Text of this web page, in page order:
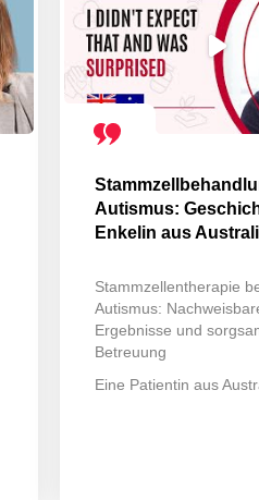
Autismus:
Enkelin aus
Stammzellentherapie
Autismus:
Ergebnisse und
Betreuung
Eine Patientin aus